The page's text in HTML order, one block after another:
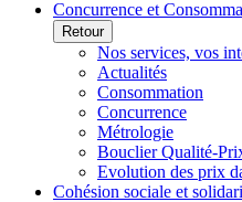
Concurrence et
Retour
Nos services, vos
Actualités
Consommation
Concurrence
Métrologie
Bouclier Qualité-
Evolution des prix
Cohésion sociale et